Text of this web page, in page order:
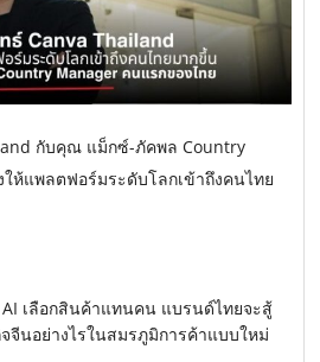
กับคุณ แม็กซ์-ภัคพล Country
ห้แพลตฟอร์มระดับโลกเข้าถึงคนไทย
AI เลือกสินค้าแทนคน แบรนด์ไทยจะสู้
จีนอย่างไรในสมรภูมิการค้าแบบใหม่